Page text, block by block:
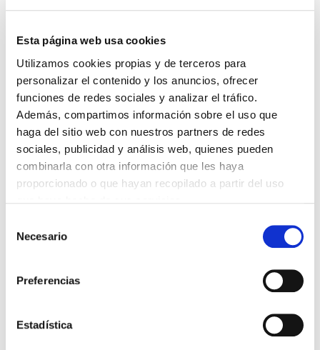
Esta página web usa cookies
Utilizamos cookies propias y de terceros para
personalizar el contenido y los anuncios, ofrecer
funciones de redes sociales y analizar el tráfico.
Además, compartimos información sobre el uso que
haga del sitio web con nuestros partners de redes
sociales, publicidad y análisis web, quienes pueden
combinarla con otra información que les haya
proporcionado o que hayan recopilado a partir del uso
Necesario
Preferencias
Estadística
del ICOMOU, cuyos hijos/as o nietos/as no podrán participar en
La participación implica la
Oficial de Médicos de Ourense, que podrá utilizarlos en
carteles, publicaciones, exposiciones, folletos, medios digitales o
cualquier otro soporte con fines divulgativos o institucionales.
Compartir en: